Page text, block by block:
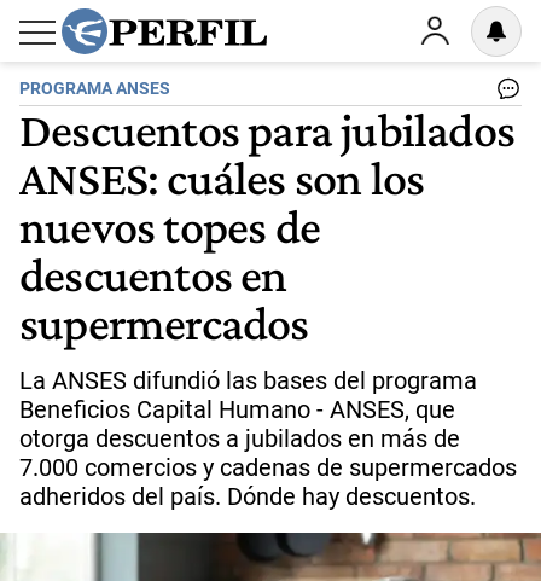
PROGRAMA ANSES
Descuentos para jubilados
ANSES: cuáles son los
nuevos topes de
descuentos en
supermercados
La ANSES difundió las bases del programa
Beneficios Capital Humano - ANSES, que
otorga descuentos a jubilados en más de
7.000 comercios y cadenas de supermercados
adheridos del país. Dónde hay descuentos.